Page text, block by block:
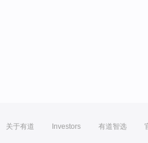
关于有道 Investors 有道智选